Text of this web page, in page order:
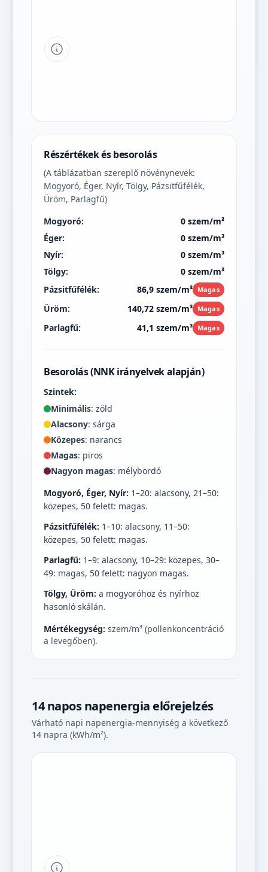
Tipp a grafikon jelmagyarázatához
Részértékek és besorolás
(A táblázatban szereplő növénynevek:
Mogyoró, Éger, Nyír, Tölgy, Pázsitfűfélék,
Üröm, Parlagfű)
Mogyoró:
0 szem/m³
Éger:
0 szem/m³
Nyír:
0 szem/m³
Tölgy:
0 szem/m³
Pázsitfűfélék:
86,9 szem/m³ Magas
Üröm: 140,72 szem/m³ Magas
Parlagfű: 41,1 szem/m³ Magas
Besorolás (NNK irányelvek alapján)
Szintek:
Minimális: zöld
Alacsony: sárga
Közepes: narancs
Magas: piros
Nagyon magas: mélybordó
Mogyoró, Éger, Nyír: 1–20: alacsony, 21–50:
közepes, 50 felett: magas.
Pázsitfűfélék: 1–10: alacsony, 11–50:
közepes, 50 felett: magas.
Parlagfű: 1–9: alacsony, 10–29: közepes, 30–
49: magas, 50 felett: nagyon magas.
Tölgy, Üröm: a mogyoróhoz és nyírhoz
hasonló skálán.
Mértékegység: szem/m³ (pollenkoncentráció
a levegőben).
14 napos napenergia előrejelzés
Várható napi napenergia-mennyiség a következő
14 napra (kWh/m²).